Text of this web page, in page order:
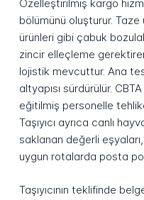
Özelleştirilmiş kargo
bölümünü oluşturur.
ürünleri gibi çabuk
zincir elleçleme
lojistik mevcuttur. Ana
altyapısı sürdürülür.
eğitilmiş personelle
Taşıyıcı ayrıca canlı
saklanan değerli
uygun rotalarda posta
Taşıyıcının teklifinde